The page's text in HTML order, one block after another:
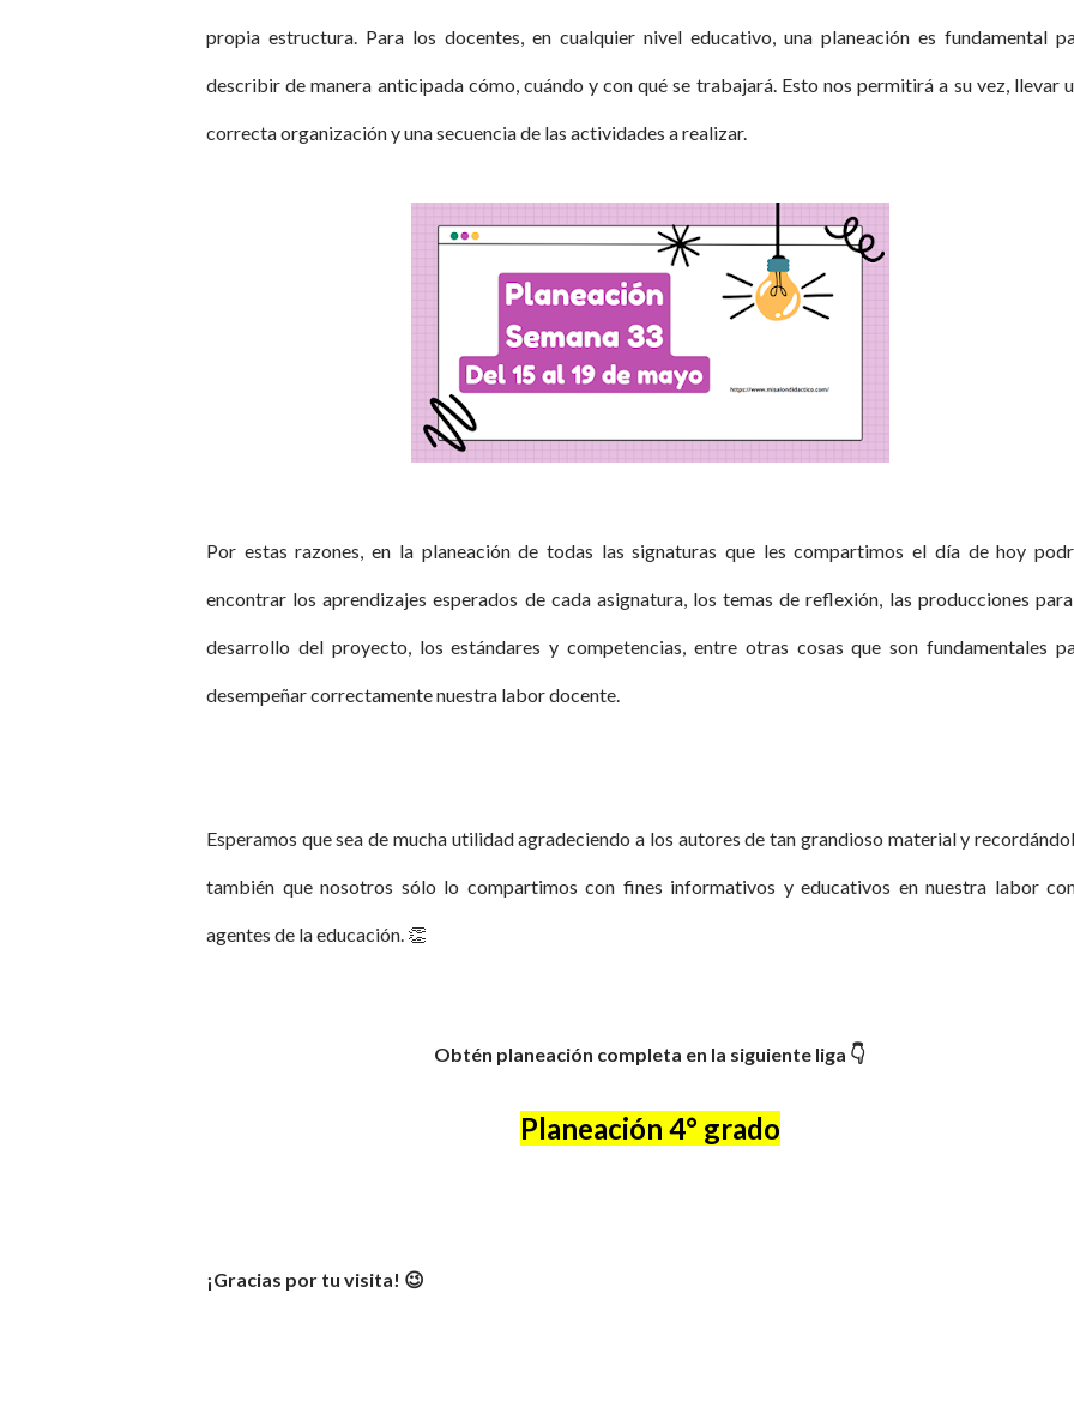
propia estructura. Para los docentes, en cualquier nivel educativo, una planeación es fundamental
describir de manera anticipada cómo, cuándo y con qué se trabajará. Esto nos permitirá a su vez, llevar
correcta organización y una secuencia de las actividades a realizar.
Por estas razones, en la planeación de todas las signaturas que les compartimos el día de hoy
encontrar los aprendizajes esperados de cada asignatura, los temas de reflexión, las producciones
desarrollo del proyecto, los estándares y competencias, entre otras cosas que son fundamentales
desempeñar correctamente nuestra labor docente.
Esperamos que sea de mucha utilidad agradeciendo a los autores de tan grandioso material y
también que nosotros sólo lo compartimos con fines informativos y educativos en nuestra labor
agentes de la educación. 👏
Obtén planeación completa en la siguiente liga 👇
Planeación 4° grado
¡Gracias por tu visita! 😉